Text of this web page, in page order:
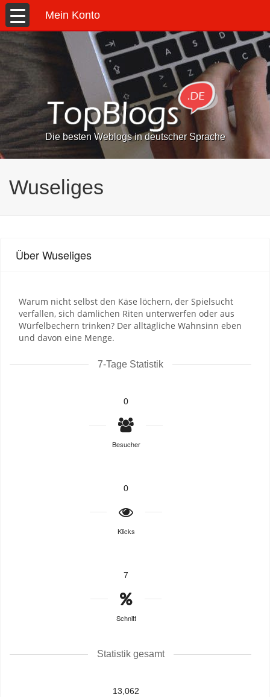
Mein Konto
Die besten Weblogs in deutscher Sprache
Wuseliges
Über Wuseliges
Warum nicht selbst den Käse löchern, der Spielsucht
verfallen, sich dämlichen Riten unterwerfen oder aus
Würfelbechern trinken? Der alltägliche Wahnsinn eben
und davon eine Menge.
7-Tage Statistik
0
Besucher
0
Klicks
7
Schnitt
Statistik gesamt
13,062